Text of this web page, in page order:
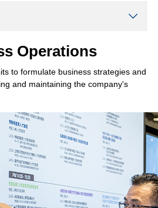
Operations
to formulate business strategies and
and maintaining the company's